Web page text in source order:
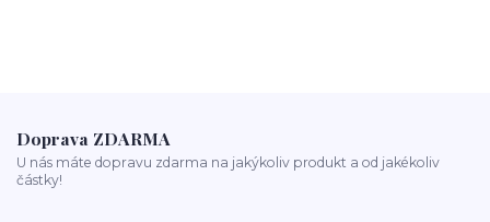
Doprava ZDARMA
U nás máte dopravu zdarma na jakýkoliv produkt a od jakékoliv
částky!